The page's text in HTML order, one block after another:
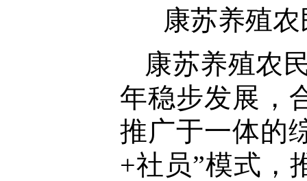
康苏养殖
康苏养殖农
年稳步发展，
推广于一体的
+社员”模式，